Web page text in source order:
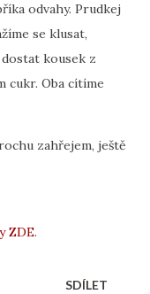
odvahy. Prudkej
se klusat,
dostat kousek z
cukr. Oba cítíme
zahřejem, ještě
ZDE.
SDÍLET